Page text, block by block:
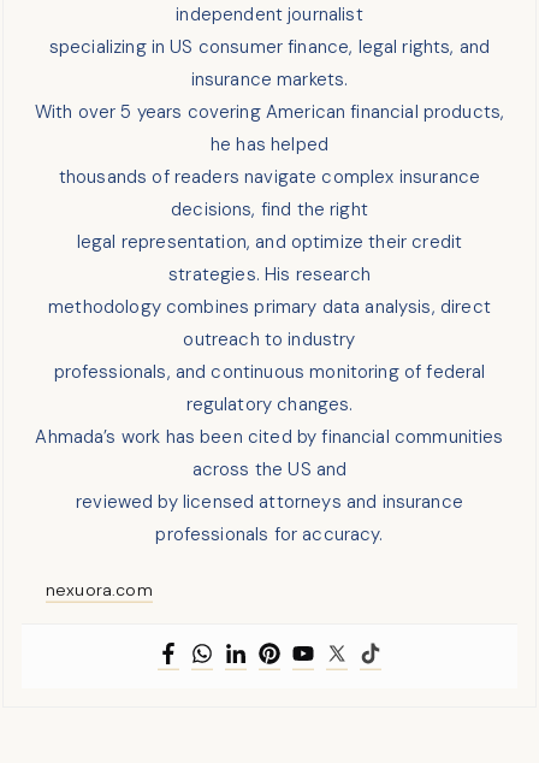
independent journalist
specializing in US consumer finance, legal rights, and
insurance markets.
With over 5 years covering American financial products,
he has helped
thousands of readers navigate complex insurance
decisions, find the right
legal representation, and optimize their credit
strategies. His research
methodology combines primary data analysis, direct
outreach to industry
professionals, and continuous monitoring of federal
regulatory changes.
Ahmada’s work has been cited by financial communities
across the US and
reviewed by licensed attorneys and insurance
professionals for accuracy.
nexuora.com